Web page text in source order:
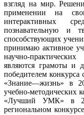
взгляд на мир.
применении на
интерактивных
познавательную и
способствующих
принимаю активное
научно-
являются грамоты и
победителем конкурса
«Знание—жизнь» в
учебно-методических
«Лучший УМК» в
региональном